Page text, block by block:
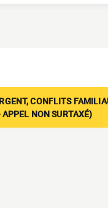
CONFLITS
NON SURTAXÉ)